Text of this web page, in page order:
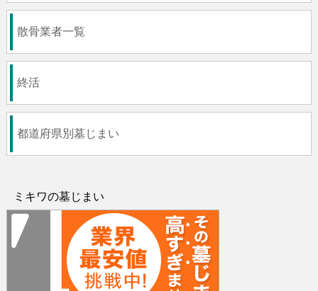
散骨業者一覧
終活
都道府県別墓じまい
ミキワの墓じまい